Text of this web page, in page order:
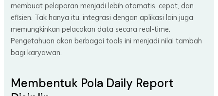
membuat pelaporan menjadi lebih otomatis, cepat, dan
efisien. Tak hanya itu, integrasi dengan aplikasi lain juga
memungkinkan pelacakan data secara real-time.
Pengetahuan akan berbagai tools ini menjadi nilai tambah
bagi karyawan.
Membentuk Pola Daily Report